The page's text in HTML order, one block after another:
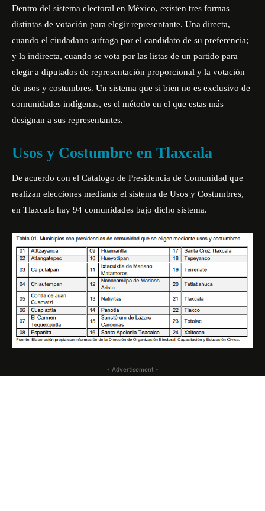
Dentro del sistema electoral en México, existen tres formas
distintas de votación para elegir representante. Una directa,
cuando el ciudadano sufraga por el candidato de su preferencia;
y la indirecta, cuando se vota por las listas de un partido para
elegir a diputados de representación proporcional y la votación
de usos y costumbres. Un sistema que si bien no es exclusivo de
comunidades indígenas, es el método en el que estas más
designan a sus representantes.
Usos y Costumbre en Tlaxcala
De acuerdo con el Catalogo de Presidencia de Comunidad que
realizan elecciones mediante el sistema de Usos y Costumbres,
en Tlaxcala hay 94 comunidades bajo dicho sistema.
- Advertisement -